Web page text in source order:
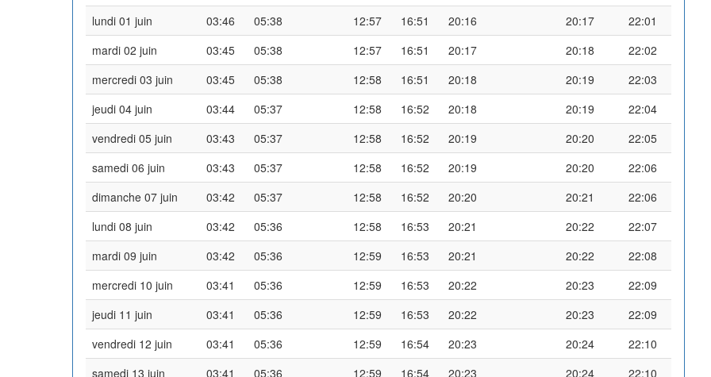
lundi 01 juin
03:46 05:38 12:57 16:51 20:16 20:17
22:01
mardi 02 juin
03:45 05:38 12:57 16:51 20:17 20:18
22:02
mercredi 03 juin
03:45 05:38 12:58 16:51 20:18 20:19
22:03
jeudi 04 juin
03:44 05:37 12:58 16:52 20:18 20:19
22:04
vendredi 05 juin
03:43 05:37 12:58 16:52 20:19 20:20
22:05
samedi 06 juin
03:43 05:37 12:58 16:52 20:19 20:20
22:06
dimanche 07 juin
03:42 05:37 12:58 16:52 20:20 20:21
22:06
lundi 08 juin
03:42 05:36 12:58 16:53 20:21 20:22
22:07
mardi 09 juin
03:42 05:36 12:59 16:53 20:21 20:22
22:08
mercredi 10 juin
03:41 05:36 12:59 16:53 20:22 20:23
22:09
jeudi 11 juin
03:41 05:36 12:59 16:53 20:22 20:23
22:09
vendredi 12 juin
03:41 05:36 12:59 16:54 20:23 20:24
22:10
samedi 13 juin
03:41 05:36 12:59 16:54 20:23 20:24
22:10